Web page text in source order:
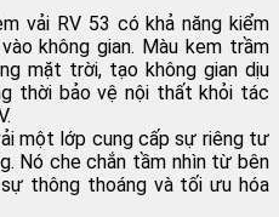
vải RV 53 có khả năng kiểm
không gian. Màu kem trầm
mặt trời, tạo không gian dịu
thời bảo vệ nội thất khỏi tác
một lớp cung cấp sự riêng tư
Nó che chắn tầm nhìn từ bên
thông thoáng và tối ưu hóa